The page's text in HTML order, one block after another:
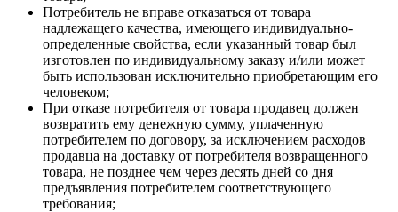
Потребитель не вправе отказаться от товара
надлежащего качества, имеющего индивидуально-
определенные свойства, если указанный товар был
изготовлен по индивидуальному заказу и/или может
быть использован исключительно приобретающим его
человеком;
При отказе потребителя от товара продавец должен
возвратить ему денежную сумму, уплаченную
потребителем по договору, за исключением расходов
продавца на доставку от потребителя возвращенного
товара, не позднее чем через десять дней со дня
предъявления потребителем соответствующего
требования;